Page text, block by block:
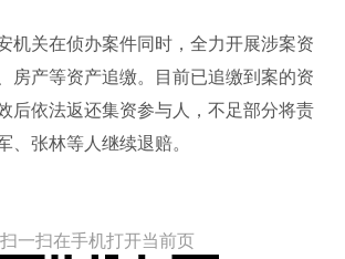
关在侦办案件同时，全力开展涉案资
房产等资产追缴。目前已追缴到案的资
后依法返还集资参与人，不足部分将责
、张林等人继续退赔。
扫一扫在手机打开当前页